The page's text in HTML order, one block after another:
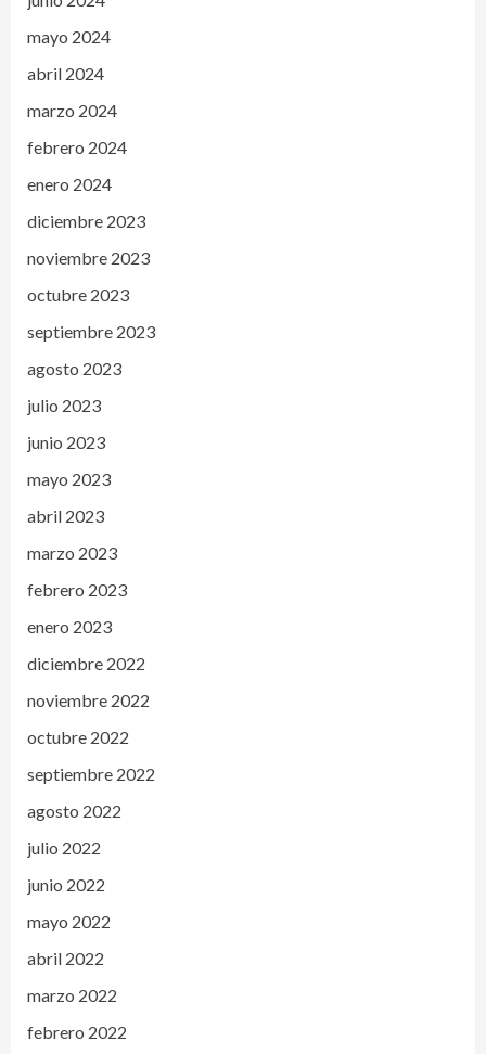
mayo 2024
abril 2024
marzo 2024
febrero 2024
enero 2024
diciembre 2023
noviembre 2023
octubre 2023
septiembre 2023
agosto 2023
julio 2023
junio 2023
mayo 2023
abril 2023
marzo 2023
febrero 2023
enero 2023
diciembre 2022
noviembre 2022
octubre 2022
septiembre 2022
agosto 2022
julio 2022
junio 2022
mayo 2022
abril 2022
marzo 2022
febrero 2022